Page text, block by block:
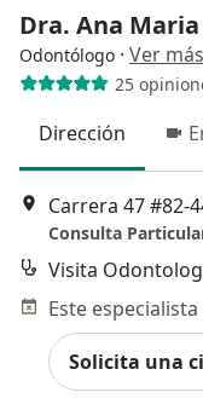
Dra. Ana
Odontólogo · Ver más
25
Dirección
Carrera 47 #82-
Consulta
Visita
Solicita una